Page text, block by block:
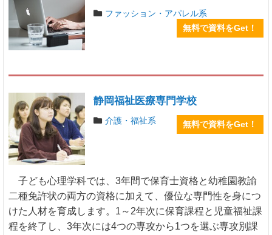
ファッション・アパレル系
無料で資料をGet！
静岡福祉医療専門学校
介護・福祉系 無料で資料をGet！
子ども心理学科では、3年間で保育士資格と幼稚園教諭
二種免許状の両方の資格に加えて、優位な専門性を身につ
けた人材を育成します。1～2年次に保育課程と児童福祉課
程を終了し、3年次には4つの専攻から1つを選ぶ専攻別課